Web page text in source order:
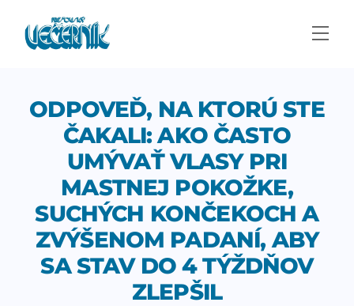
content
ODPOVEĎ, NA KTORÚ STE
ČAKALI: AKO ČASTO
UMÝVAŤ VLASY PRI
MASTNEJ POKOŽKE,
SUCHÝCH KONČEKOCH A
ZVÝŠENOM PADANÍ, ABY
SA STAV DO 4 TÝŽDŇOV
ZLEPŠIL